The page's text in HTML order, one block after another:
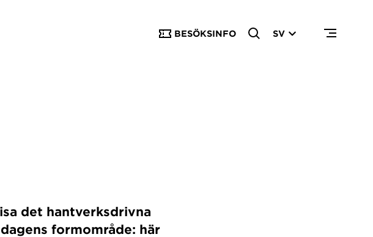
BESÖKSINFO SV
det hantverksdrivna
formområde: här